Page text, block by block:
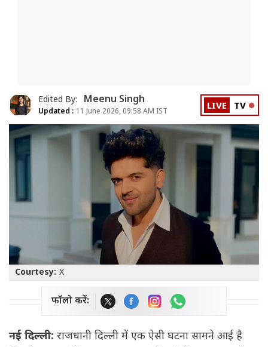
Edited By: Meenu Singh
Updated : 11 June 2026, 09:58 AM IST LIVE TV
Courtesy: X
फॉलो करें:
नई दिल्ली: राजधानी दिल्ली में एक ऐसी घटना सामने आई है